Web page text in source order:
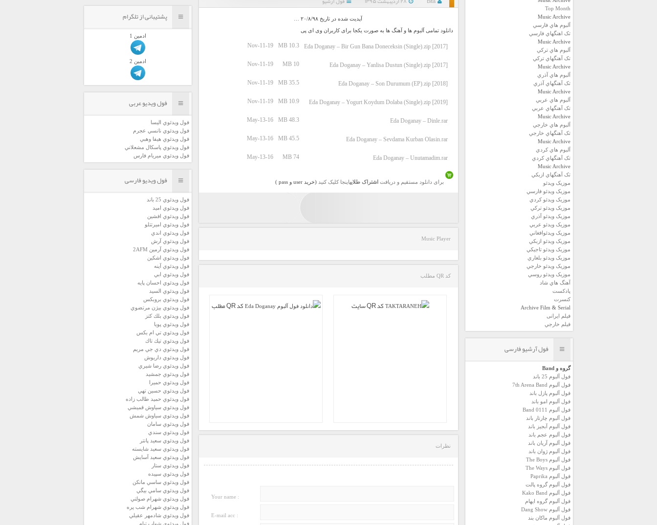
Top Month
Music Archive
آلبوم هاي فارسي
تک اهنگهاي فارسي
Music Archive
آلبوم هاي ترکي
تک آهنگهاي ترکي
Music Archive
آلبوم هاي آذري
تک آهنگهاي آذري
Music Archive
آلبوم هاي عربي
تک آهنگهاي عربي
Music Archive
آلبوم هاي خارجي
تک آهنگهاي خارجي
Music Archive
آلبوم هاي کردي
تک آهنگهاي کردي
Music Archive
تک آهنگهاي ازبکي
موزيک ويدئو
موزيک ويدئو فارسي
موزيک ويدئو كردي
موزيک ويدئو تركي
موزيک ويدئو آذري
موزيک ويدئو عربي
موزيک ويدئوافغاني
موزيک ويدئو ازبكي
موزيک ويدئو تاجيكي
موزيک ويدئو بلغاري
موزيک ويدئو خارجي
موزيک ويدئو روسي
آهنگ هاي شاد
پادكست
كنسرت
Archive Film & Serial
فیلم ایرانی
فیلم خارجي
فول آرشیو فارسی
گروه و Band
فول آلبوم 25 باند
فول آلبوم 7th Arena Band
فول آلبوم پازل باند
فول آلبوم امو باند
فول آلبوم 0111 Band
فول آلبوم چارتار باند
فول آلبوم آبجيز باند
فول آلبوم عجم باند
فول آلبوم آريان باند
فول آلبوم ژوان باند
فول آلبوم The Boys
فول آلبوم The Ways
فول آلبوم Paprika
فول آلبوم گروه پالت
فول آلبوم Kako Band
فول آلبوم گروه ایهام
فول آلبوم Dang Show
فول آلبوم ماکان بند
آپدیت شده در تاریخ ۲۰/۸/۹۸ …
دانلود تمامی آلبوم ها و آهنگ ها به صورت یکجا برای کاربران وی ای پی
[2017] Eda Doganay – Bir Gun Bana Doneceksin (Single).zip
10.3 MB
Nov-11-19
[2017] Eda Doganay – Yanlisa Dustun (Single).zip
10 MB
Nov-11-19
[2018] Eda Doganay – Son Durumum (EP).zip
35.5 MB
Nov-11-19
[2019] Eda Doganay – Yogurt Koydum Dolaba (Single).zip
10.9 MB
Nov-11-19
Eda Doganay – Dinle.rar
48.3 MB
May-13-16
Eda Doganay – Sevdama Kurban Olasin.rar
45.5 MB
May-13-16
Eda Doganay – Unutamadim.rar
74 MB
May-13-16
برای دانلود مستقیم و دریافت اشتراک طلاییاینجا کلیک کنید (خرید user و pass )
Music Player
کد QR مطلب
کد QR مطلب کد QR سایت
نظرات
Your name :
E-mail acc :
پشتیبانی از تلگرام
ادمين 1
ادمين 2
فول ویدیو عربی
فول ويدئوي اليسا
فول ويدئوي نانسي عجرم
فول ويدئوي هيفا وهبي
فول ويدئوي پاسكال مشعلاني
فول ويدئوي ميريام فارس
فول ویدیو فارسی
فول ويدئوي 25 باند
فول ويدئوي اميد
فول ويدئوي افشين
فول ويدئوي اميرتتلو
فول ويدئوي اندي
فول ويدئوي آرش
فول ويدئوي آرمين 2AFM
فول ويدئوي اشكين
فول ويدئوي آينه
فول ويدئوي ابي
فول ويدئوي احسان پايه
فول ويدئوي السيد
فول ويدئوي بروبكس
فول ويدئوي بيژن مرتضوي
فول ويدئوي بلك كتز
فول ويدئوي پويا
فول ويدئوي تي ام بكس
فول ويدئوي تيك تاك
فول ويدئوي دي جي مريم
فول ويدئوي داريوش
فول ويدئوي رضا شيري
فول ويدئوي جمشيد
فول ويدئوي حميرا
فول ويدئوي حسين تهي
فول ويدئوي حميد طالب زاده
فول ويدئوي سياوش قميشي
فول ويدئوي سياوش شمش
فول ويدئوي سامان
فول ويدئوي سندي
فول ويدئوي سعيد پانتر
فول ويدئوي سعيد شايسته
فول ويدئوي سعيد آسايش
فول ويدئوي ستار
فول ويدئوي سپيده
فول ويدئوي ساسي مانكن
فول ويدئوي سامي بيگي
فول ويدئوي شهرام صولتي
فول ويدئوي شهرام شب پره
فول ويدئوي شادمهر عقيلي
فول ويدئوي شهاب تيام